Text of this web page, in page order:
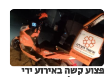
פצוע קשה באירוע ירי